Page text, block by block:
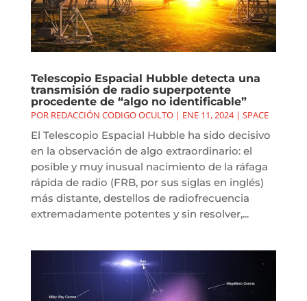
Telescopio Espacial Hubble detecta una
transmisión de radio superpotente
procedente de “algo no identificable”
POR REDACCIÓN CODIGO OCULTO| ENE 11, 2024| SPACE
El Telescopio Espacial Hubble ha sido decisivo
en la observación de algo extraordinario: el
posible y muy inusual nacimiento de la ráfaga
rápida de radio (FRB, por sus siglas en inglés)
más distante, destellos de radiofrecuencia
extremadamente potentes y sin resolver,...